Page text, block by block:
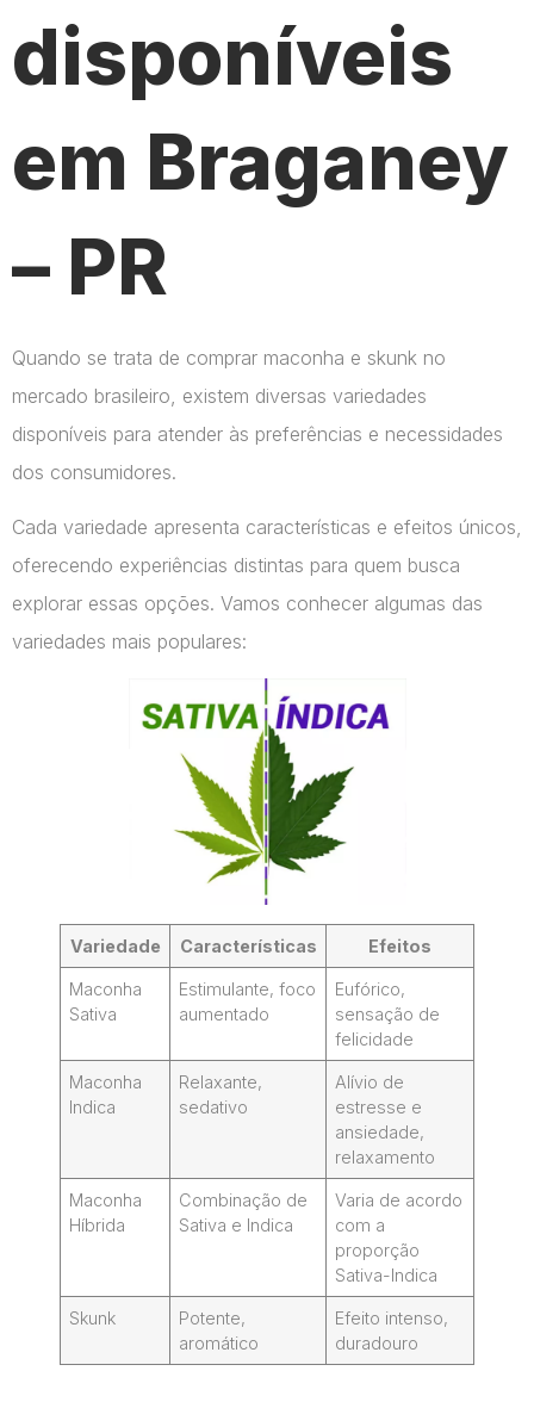
disponíveis
em Braganey
– PR
Quando se trata de comprar maconha e skunk no
mercado brasileiro, existem diversas variedades
disponíveis para atender às preferências e necessidades
dos consumidores.
Cada variedade apresenta características e efeitos únicos,
oferecendo experiências distintas para quem busca
explorar essas opções. Vamos conhecer algumas das
variedades mais populares:
Variedade Características Efeitos
Maconha
Sativa
Estimulante, foco
aumentado
Eufórico,
sensação de
felicidade
Maconha
Indica
Relaxante,
sedativo
Alívio de
estresse e
ansiedade,
relaxamento
Maconha
Híbrida
Combinação de
Sativa e Indica
Varia de acordo
com a
proporção
Sativa-Indica
Skunk
Potente,
aromático
Efeito intenso,
duradouro